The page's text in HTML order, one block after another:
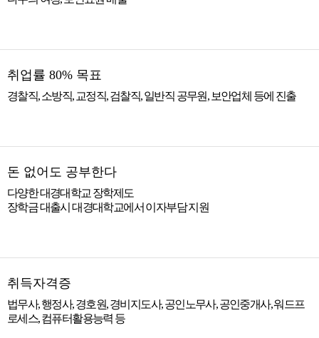
취업률 80% 목표
경찰직, 소방직, 교정직, 검찰직, 일반직 공무원, 보안업체 등에 진출
돈 없어도 공부한다
다양한 대경대학교 장학제도
장학금 대출시 대경대학교에서 이자부담 지원
취득자격증
법무사, 행정사, 경호원, 경비지도사, 공인노무사, 공인중개사, 워드프
로세스, 컴퓨터활용능력 등